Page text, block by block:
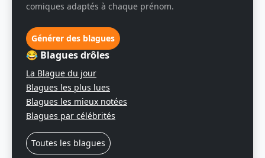
comiques adaptés à chaque prénom.
Générer des blagues
😂 Blagues drôles
La Blague du jour
Blagues les plus lues
Blagues les mieux notées
Blagues par célébrités
Toutes les blagues